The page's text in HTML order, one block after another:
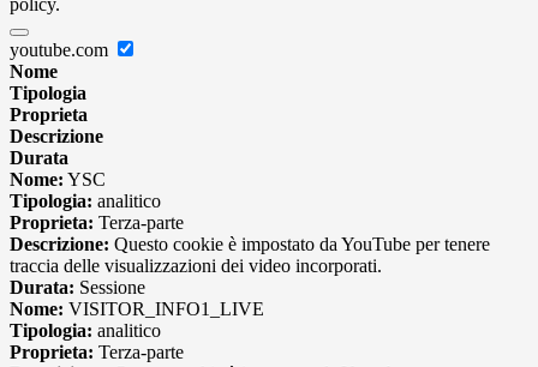
policy.
youtube.com
Nome
Tipologia
Proprieta
Descrizione
Durata
Nome: YSC
Tipologia: analitico
Proprieta: Terza-parte
Descrizione: Questo cookie è impostato da YouTube per tenere
traccia delle visualizzazioni dei video incorporati.
Durata: Sessione
Nome: VISITOR_INFO1_LIVE
Tipologia: analitico
Proprieta: Terza-parte